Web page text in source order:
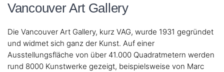
Vancouver Art Gallery
Die Vancouver Art Gallery, kurz VAG, wurde 1931 gegründet
und widmet sich ganz der Kunst. Auf einer
Ausstellungsfläche von über 41.000 Quadratmetern werden
rund 8000 Kunstwerke gezeigt, beispielsweise von Marc